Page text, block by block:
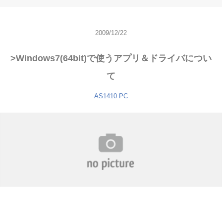
2009/12/22
>Windows7(64bit)で使うアプリ＆ドライバについ
て
AS1410 PC